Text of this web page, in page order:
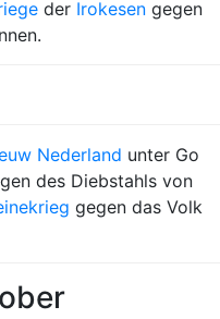
der Irokesen gegen
Nederland unter Go
des Diebstahls von
gegen das Volk